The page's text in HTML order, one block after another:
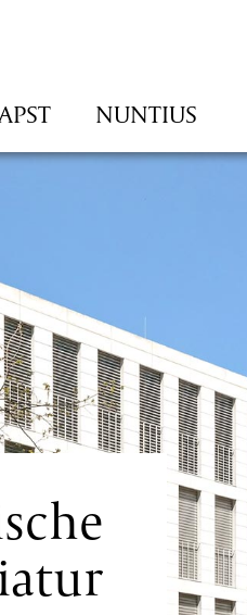
Navigation
überspringen
NUNTIUS